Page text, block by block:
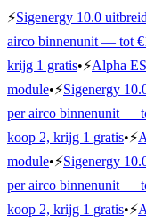
⚡Sigenergy 10.0
airco binnenunit — tot
krijg 1 gratis•⚡Alpha
module•⚡Sigenergy
per airco binnenunit —
koop 2, krijg 1 gratis•⚡
module•⚡Sigenergy
per airco binnenunit —
koop 2, krijg 1 gratis•⚡